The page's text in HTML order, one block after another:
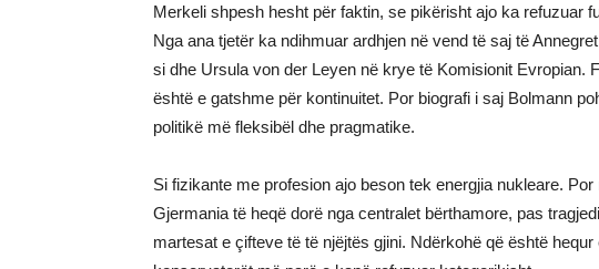
Merkeli shpesh hesht për faktin, se pikërisht ajo ka refuzuar
Nga ana tjetër ka ndihmuar ardhjen në vend të saj të
si dhe Ursula von der Leyen në krye të Komisionit Evropian.
është e gatshme për kontinuitet. Por biografi i saj Bolmann
politikë më fleksibël dhe pragmatike.
Si fizikante me profesion ajo beson tek energjia nukleare.
Gjermania të heqë dorë nga centralet bërthamore, pas
martesat e çifteve të të njëjtës gjini. Ndërkohë që është